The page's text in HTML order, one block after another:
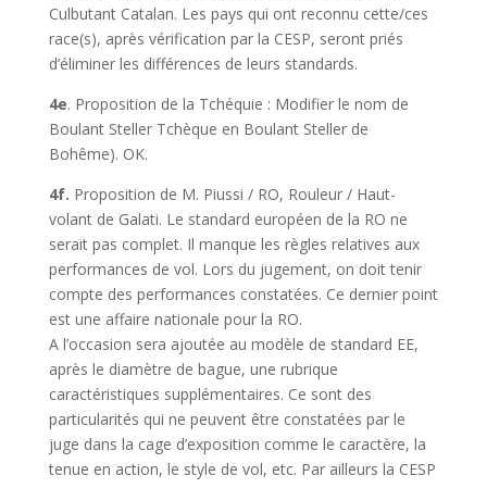
Culbutant Catalan. Les pays qui ont reconnu cette/ces
race(s), après vérification par la CESP, seront priés
d’éliminer les différences de leurs standards.
4e. Proposition de la Tchéquie : Modifier le nom de
Boulant Steller Tchèque en Boulant Steller de
Bohême). OK.
4f. Proposition de M. Piussi / RO, Rouleur / Haut-
volant de Galati. Le standard européen de la RO ne
serait pas complet. Il manque les règles relatives aux
performances de vol. Lors du jugement, on doit tenir
compte des performances constatées. Ce dernier point
est une affaire nationale pour la RO.
A l’occasion sera ajoutée au modèle de standard EE,
après le diamètre de bague, une rubrique
caractéristiques supplémentaires. Ce sont des
particularités qui ne peuvent être constatées par le
juge dans la cage d’exposition comme le caractère, la
tenue en action, le style de vol, etc. Par ailleurs la CESP